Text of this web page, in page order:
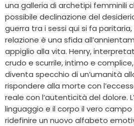
una galleria di archetipi femminili
possibile declinazione del
guerra tra i sessi qui si fa
relazione è una sfida
appiglio alla vita. Henry,
crudo e scurrile, intimo e
diventa specchio di un’umanità
rispondere alla morte con
reale con l’autenticità del dolore.
linguaggio e il corpo il vero
ridefinire un nuovo alfabeto